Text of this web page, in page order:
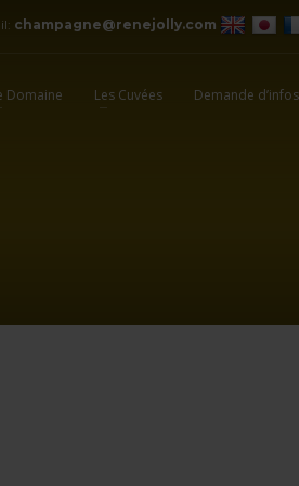
champagne@renejolly.com
Domaine Les Cuvées Demande d’infos